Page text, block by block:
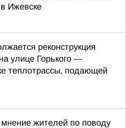
Ижевске
реконструкция
улице Горького —
теплотрассы, подающей
жителей по поводу